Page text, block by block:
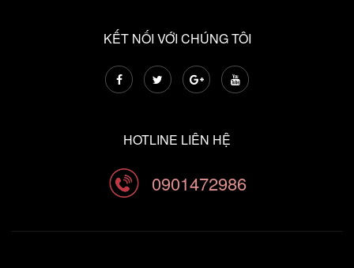
KẾT NỐI VỚI CHÚNG TÔI
HOTLINE LIÊN HỆ
0901472986